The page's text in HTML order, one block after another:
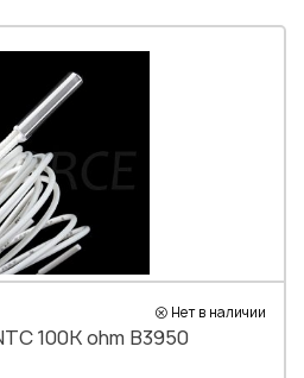
Нет в наличии
100K ohm B3950